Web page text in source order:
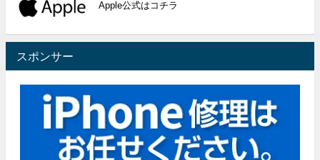
Apple公式はコチラ
スポンサー